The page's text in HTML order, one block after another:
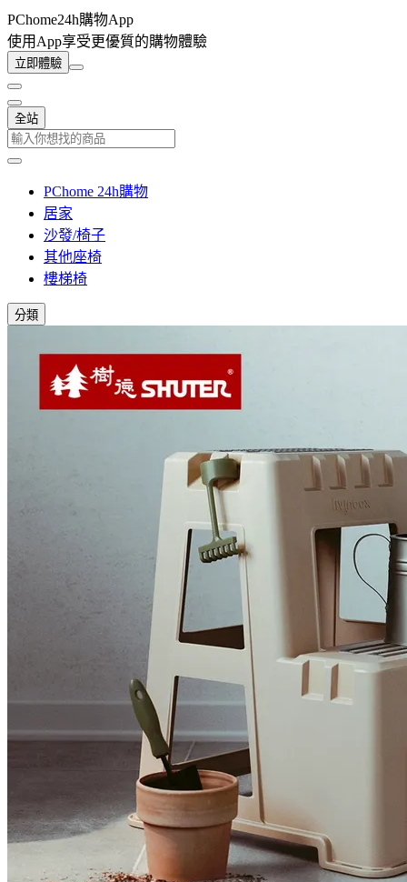
PChome24h購物App
使用App享受更優質的購物體驗
立即體驗
全站
PChome 24h購物
居家
沙發/椅子
其他座椅
樓梯椅
分類